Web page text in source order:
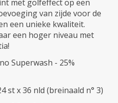
met golfeffect op een
van zijde voor de
een unieke kwaliteit.
een hoger niveau met
Superwash - 25%
st x 36 nld (breinaald n° 3)